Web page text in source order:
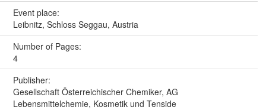
Event place:
Leibnitz, Schloss Seggau, Austria
Number of Pages:
4
Publisher:
Gesellschaft Österreichischer Chemiker, AG
Lebensmittelchemie, Kosmetik und Tenside